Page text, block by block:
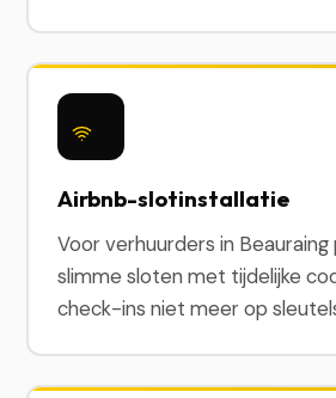
Airbnb-slotinstallatie
Voor verhuurders in
slimme sloten met tijdelijke
check-ins niet meer op